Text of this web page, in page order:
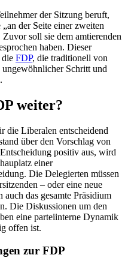
der Sitzung beruft,
der Seite einer zweiten
soll sie dem amtierenden
haben. Dieser
die FDP, die traditionell von
Schritt und
weiter?
die Liberalen entscheidend
über den Vorschlag von
positiv aus, wird
einer
Die Delegierten müssen
– oder eine neue
das gesamte Präsidium
Die Diskussionen um den
eine parteiinterne Dynamik
offen ist.
zur FDP